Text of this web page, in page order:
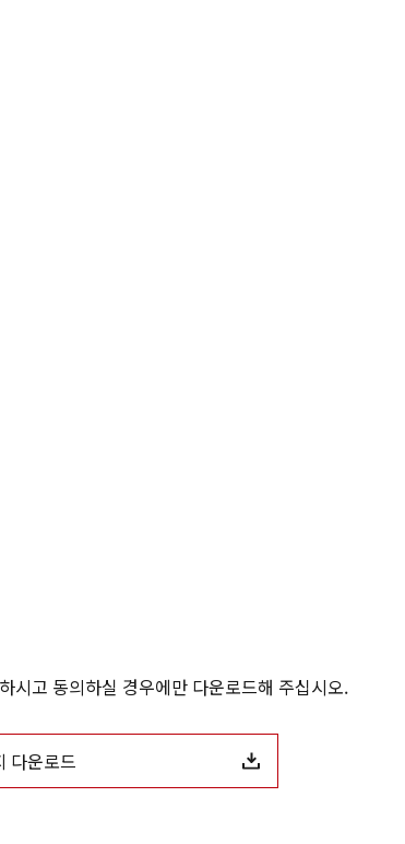
시고 동의하실 경우에만 다운로드해 주십시오.
다운로드